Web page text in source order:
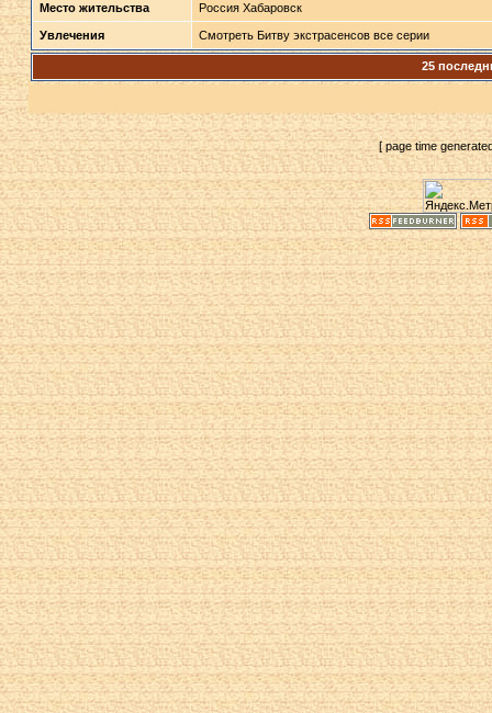
Место жительства Россия Хабаровск
Увлечения Смотреть Битву экстрасенсов все серии
25
[ page time